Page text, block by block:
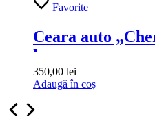
Favorite
Ceara auto
kg
350,00 lei
Adaugă în coș